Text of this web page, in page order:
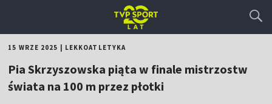
15 WRZE 2025 LEKKOATLETYKA
Pia Skrzyszowska piąta w finale mistrzostw
świata na 100 m przez płotki